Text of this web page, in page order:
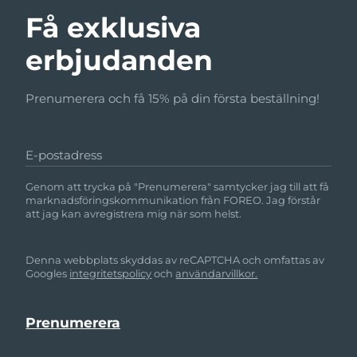
Få exklusiva
erbjudanden
Prenumerera och få 15% på din första beställning!
E-postadress
Genom att trycka på "Prenumerera" samtycker jag till att få
marknadsföringskommunikation från FOREO. Jag förstår
att jag kan avregistrera mig när som helst.
Denna webbplats skyddas av reCAPTCHA och omfattas av
Googles integritetspolicyochanvändarvillkor.